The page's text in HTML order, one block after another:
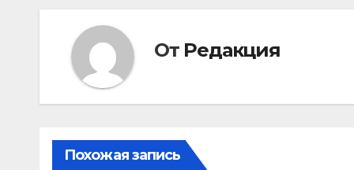
От Редакция
Похожая запись